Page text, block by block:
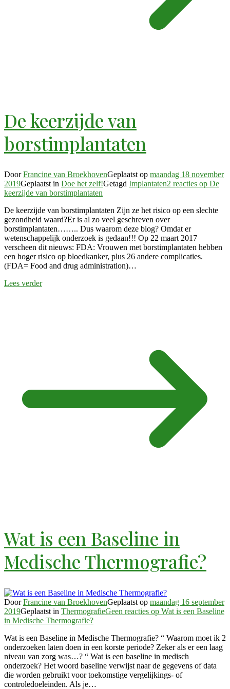
De keerzijde van
borstimplantaten
DoorFrancine van BroekhovenGeplaatst op maandag 18 november
2019Geplaatst in Doe het zelf!Getagd Implantaten2 reacties op De
keerzijde van borstimplantaten
De keerzijde van borstimplantaten Zijn ze het risico op een slechte
gezondheid waard?Er is al zo veel geschreven over
borstimplantaten…….. Dus waarom deze blog? Omdat er
wetenschappelijk onderzoek is gedaan!!! Op 22 maart 2017
verscheen dit nieuws: FDA: Vrouwen met borstimplantaten hebben
een hoger risico op bloedkanker, plus 26 andere complicaties.
(FDA= Food and drug administration)…
Lees verder
Wat is een Baseline in
Medische Thermografie?
DoorFrancine van BroekhovenGeplaatst op maandag 16 september
2019Geplaatst in ThermografieGeen reacties op Wat is een Baseline
in Medische Thermografie?
Wat is een Baseline in Medische Thermografie? “ Waarom moet ik 2
onderzoeken laten doen in een korste periode? Zeker als er een laag
niveau van zorg was…? “ Wat is een baseline in medisch
onderzoek? Het woord baseline verwijst naar de gegevens of data
die worden gebruikt voor toekomstige vergelijkings- of
controledoeleinden. Als je…